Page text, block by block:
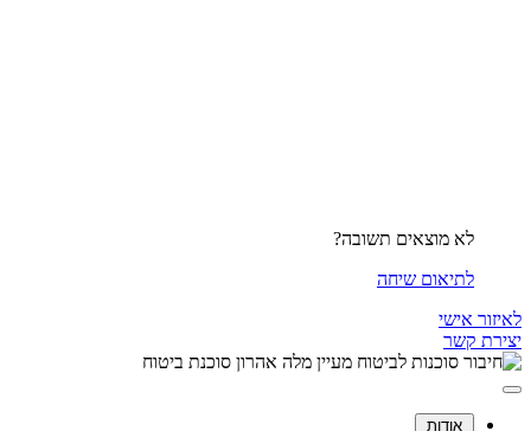
לא מוצאים תשובה?
לתיאום שיחה
לאיזור אישי
יצירת קשר
אודות